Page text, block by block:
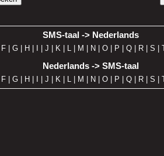
SMS-taal -> Nederlands
F |G | H | I |J | K | L | M | N |O | P |Q | R |S |
Nederlands -> SMS-taal
F |G | H | I |J | K | L | M | N |O | P |Q | R |S |